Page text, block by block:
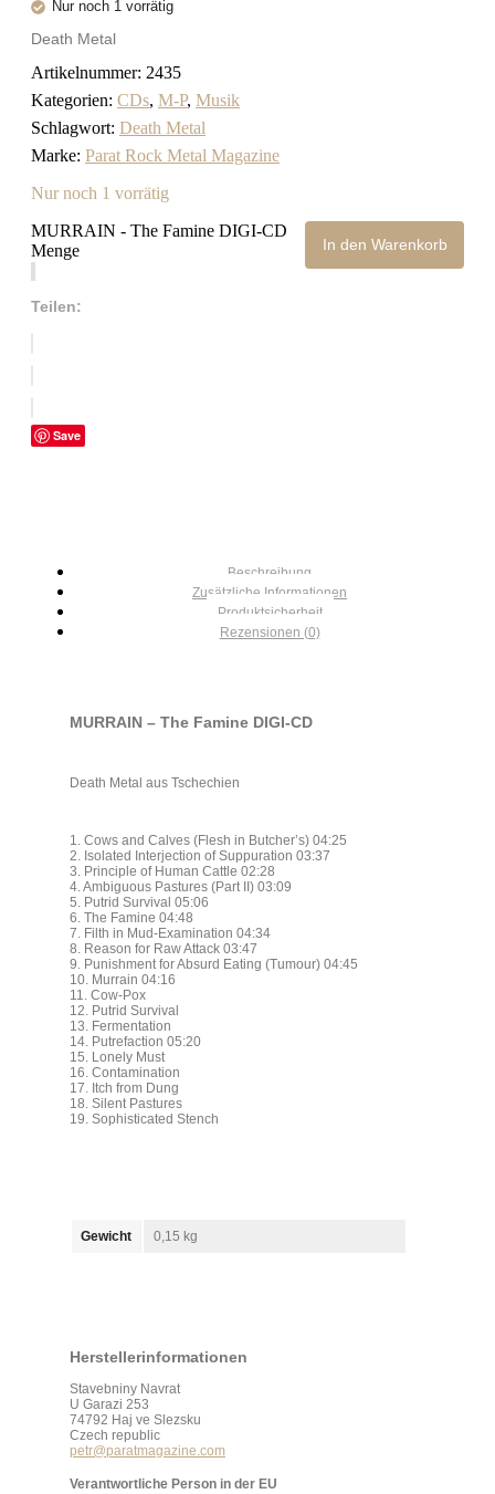
Nur noch 1 vorrätig
Death Metal
Artikelnummer: 2435
Kategorien: CDs, M-P, Musik
Schlagwort: Death Metal
Marke: Parat Rock Metal Magazine
Nur noch 1 vorrätig
MURRAIN - The Famine DIGI-CD
Menge
In den Warenkorb
Teilen:
Save
Beschreibung
Zusätzliche Informationen
Produktsicherheit
Rezensionen (0)
MURRAIN – The Famine DIGI-CD
Death Metal aus Tschechien
1. Cows and Calves (Flesh in Butcher’s) 04:25
2. Isolated Interjection of Suppuration 03:37
3. Principle of Human Cattle 02:28
4. Ambiguous Pastures (Part II) 03:09
5. Putrid Survival 05:06
6. The Famine 04:48
7. Filth in Mud-Examination 04:34
8. Reason for Raw Attack 03:47
9. Punishment for Absurd Eating (Tumour) 04:45
10. Murrain 04:16
11. Cow-Pox
12. Putrid Survival
13. Fermentation
14. Putrefaction 05:20
15. Lonely Must
16. Contamination
17. Itch from Dung
18. Silent Pastures
19. Sophisticated Stench
Gewicht 0,15 kg
Herstellerinformationen
Stavebniny Navrat
U Garazi 253
74792 Haj ve Slezsku
Czech republic
petr@paratmagazine.com
Verantwortliche Person in der EU